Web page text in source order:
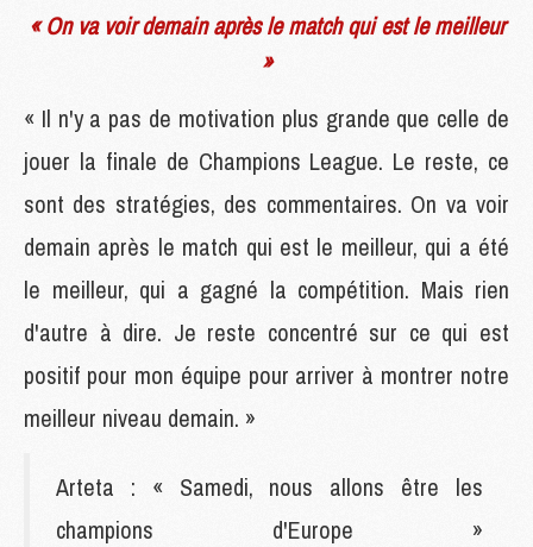
« On va voir demain après le match qui est le meilleur
»
« Il n'y a pas de motivation plus grande que celle de
jouer la finale de Champions League. Le reste, ce
sont des stratégies, des commentaires. On va voir
demain après le match qui est le meilleur, qui a été
le meilleur, qui a gagné la compétition. Mais rien
d'autre à dire. Je reste concentré sur ce qui est
positif pour mon équipe pour arriver à montrer notre
meilleur niveau demain. »
Arteta : « Samedi, nous allons être les
champions d'Europe »